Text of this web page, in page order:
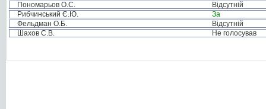
Пономарьов О.С.
Відсутній
Рибчинський Є.Ю.
За
Фельдман О.Б.
Відсутній
Шахов С.В.
Не голосував